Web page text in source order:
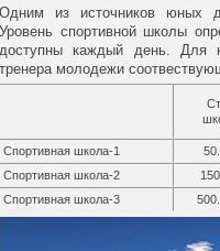
Одним из источников юных
Уровень спортивной школы
доступны каждый день. Для
тренера молодежи
Спортивная школа-1
Спортивная школа-2
Спортивная школа-3